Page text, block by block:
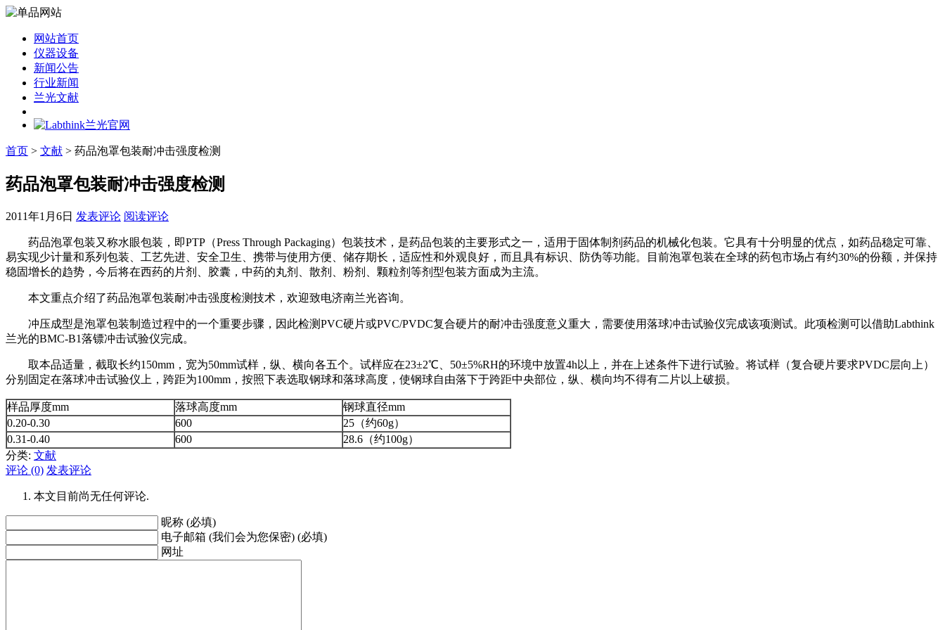
网站首页
仪器设备
新闻公告
行业新闻
兰光文献
首页 > 文献 > 药品泡罩包装耐冲击强度检测
药品泡罩包装耐冲击强度检测
2011年1月6日 发表评论 阅读评论
药品泡罩包装又称水眼包装，即PTP（Press Through Packaging）包装技术，是药品包装的主要形式之一，适用于固体制剂药品的机械化包装。它具有十分明显的优点，如药品稳定可靠、
易实现少计量和系列包装、工艺先进、安全卫生、携带与使用方便、储存期长，适应性和外观良好，而且具有标识、防伪等功能。目前泡罩包装在全球的药包市场占有约30%的份额，并保持
稳固增长的趋势，今后将在西药的片剂、胶囊，中药的丸剂、散剂、粉剂、颗粒剂等剂型包装方面成为主流。
本文重点介绍了药品泡罩包装耐冲击强度检测技术，欢迎致电济南兰光咨询。
冲压成型是泡罩包装制造过程中的一个重要步骤，因此检测PVC硬片或PVC/PVDC复合硬片的耐冲击强度意义重大，需要使用落球冲击试验仪完成该项测试。此项检测可以借助Labthink
兰光的BMC-B1落镖冲击试验仪完成。
取本品适量，截取长约150mm，宽为50mm试样，纵、横向各五个。试样应在23±2℃、50±5%RH的环境中放置4h以上，并在上述条件下进行试验。将试样（复合硬片要求PVDC层向上）
分别固定在落球冲击试验仪上，跨距为100mm，按照下表选取钢球和落球高度，使钢球自由落下于跨距中央部位，纵、横向均不得有二片以上破损。
样品厚度mm 落球高度mm
钢球直径mm
0.20-0.30
600
25（约60g）
0.31-0.40
600
28.6（约100g）
分类: 文献
评论 (0) 发表评论
本文目前尚无任何评论.
昵称 (必填)
电子邮箱 (我们会为您保密) (必填)
网址